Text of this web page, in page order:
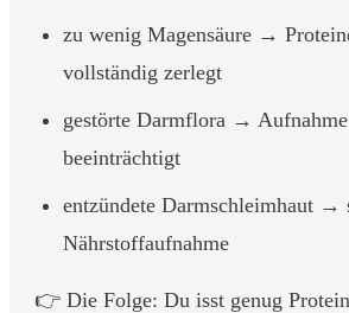
zu wenig Magensäure →
vollständig zerlegt
gestörte Darmflora →
beeinträchtigt
entzündete Darmschleimhaut →
Nährstoffaufnahme
👉 Die Folge: Du isst genug